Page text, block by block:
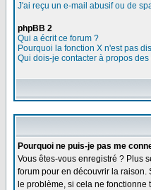
J'ai reçu un e-mail abusif ou de
phpBB 2
Qui a écrit ce forum ?
Pourquoi la fonction X n'est pas
Qui dois-je contacter à propos
Pourquoi ne puis-je pas me
Vous êtes-vous enregistré ? Plus
forum pour en découvrir la raison.
le problème, si cela ne